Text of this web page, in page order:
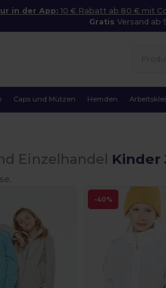
in der App: 10 € Rabatt ab 80 € mit
Gratis Versand ab
Caps und Mützen Hemden
Einzelhandel Kinder
-40%